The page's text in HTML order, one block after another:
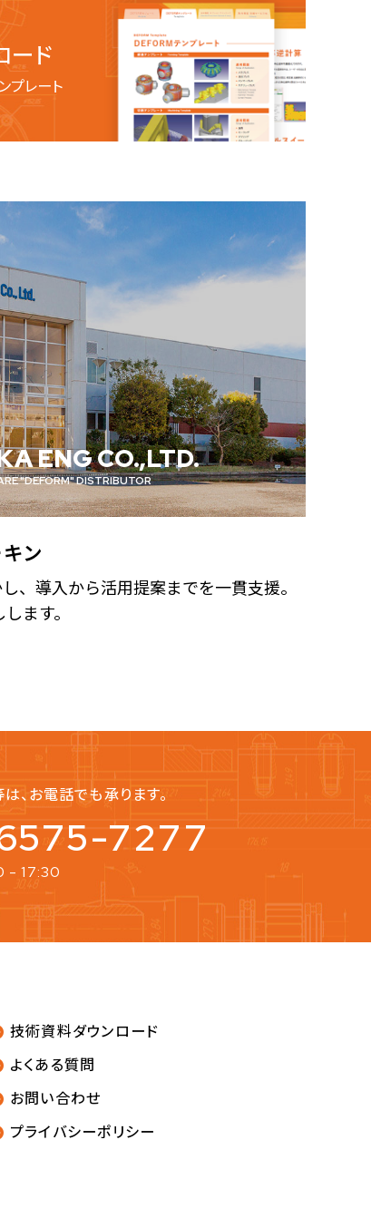
ード
プレート
ENG CO.,LTD.
"DEFORM" DISTRIBUTOR
ン
、導入から活用提案までを一貫支援。
ます。
、お電話でも承ります。
7277
- 17:30
技術資料ダウンロード
よくある質問
お問い合わせ
プライバシーポリシー